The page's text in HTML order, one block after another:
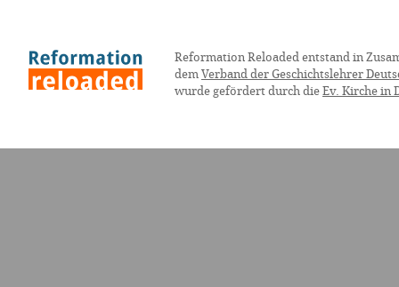
Reformation Reloaded entstand in
dem Verband der Geschichtslehrer
wurde gefördert durch die Ev. Kirche in